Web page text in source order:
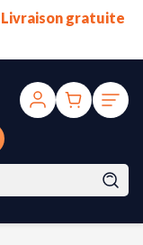
Livraison gratuite